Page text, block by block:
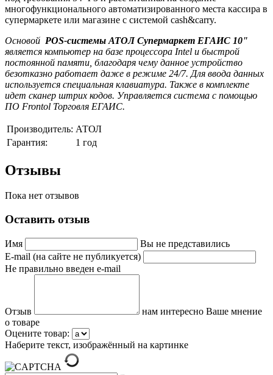
многофункционального автоматизированного места кассира в
супермаркете или магазине с системой cash&carry.
Основой POS-системы АТОЛ Супермаркет ЕГАИС 10"
является компьютер на базе процессора Intel и быстрой
постоянной памяти, благодаря чему данное устройство
безотказно работает даже в режиме 24/7. Для ввода данных
используется специальная клавиатура. Также в комплекте
идет сканер штрих кодов. Управляется система с помощью
ПО Frontol Торговля ЕГАИС.
Производитель: АТОЛ
Гарантия:
1 год
Отзывы
Пока нет отзывов
Оставить отзыв
Имя
Вы не представились
E-mail (на сайте не публикуется)
Не правильно введен e-mail
Отзыв
нам интересно Ваше мнение
о товаре
Оцените товар:
Наберите текст, изображённый на картинке